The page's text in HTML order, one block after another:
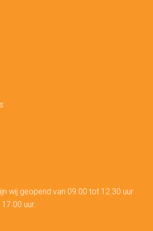
wij geopend van 09.00 tot 12.30 uur
uur.